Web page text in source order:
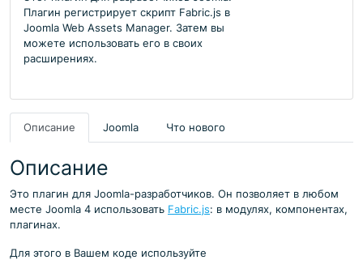
Плагин регистрирует скрипт Fabric.js в
Joomla Web Assets Manager. Затем вы
можете использовать его в своих
расширениях.
Описание Joomla Что нового
Описание
Это плагин для Joomla-разработчиков. Он позволяет в любом
месте Joomla 4 использовать Fabric.js: в модулях, компонентах,
плагинах.
Для этого в Вашем коде используйте